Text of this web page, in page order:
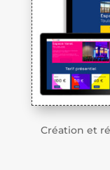
Création et